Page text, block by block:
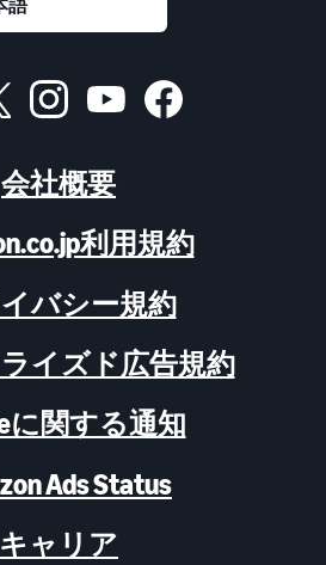
会社概要
利用規約
バシー規約
イズド広告規約
に関する通知
Ads Status
キャリア